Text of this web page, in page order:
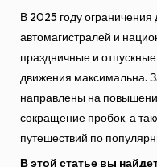
В 2025 году ограничения
автомагистралей и
праздничные и
движения максимальна.
направлены на
сокращение пробок, а
путешествий по
В этой статье вы